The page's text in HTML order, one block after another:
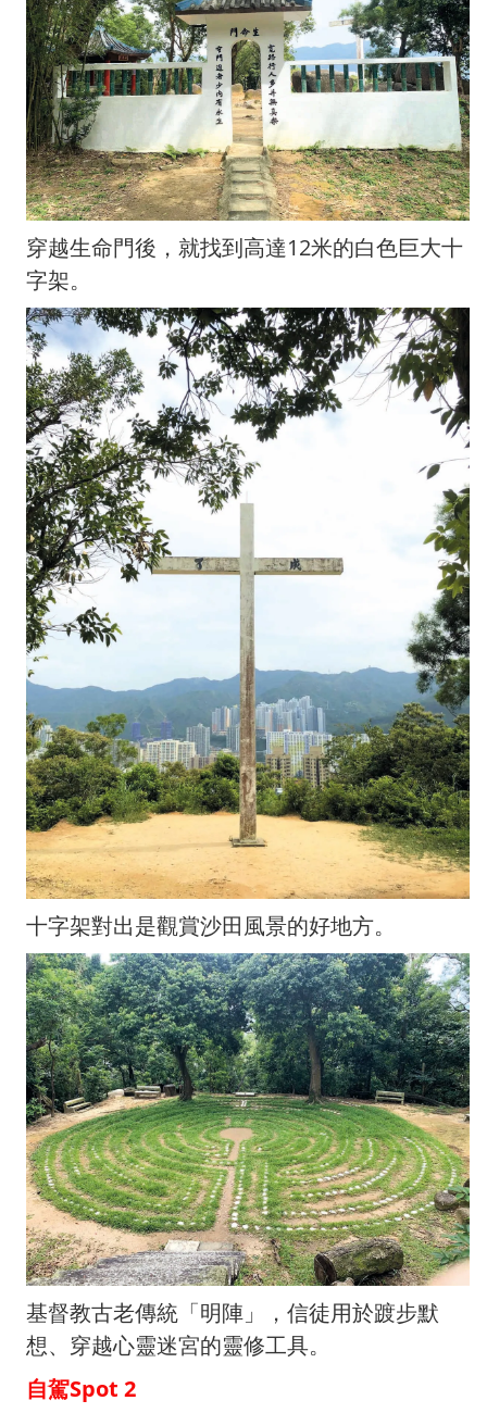
穿越生命門後，就找到高達12米的白色巨大十
字架。
十字架對出是觀賞沙田風景的好地方。
基督教古老傳統「明陣」，信徒用於踱步默
想、穿越心靈迷宮的靈修工具。
自駕Spot 2